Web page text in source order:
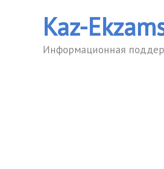
Kaz-
Информационная